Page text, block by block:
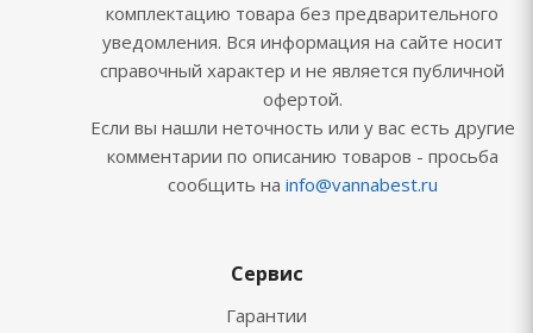
комплектацию товара без предварительного
уведомления. Вся информация на сайте носит
справочный характер и не является публичной
офертой.
Если вы нашли неточность или у вас есть другие
комментарии по описанию товаров - просьба
сообщить на info@vannabest.ru
Сервис
Гарантии